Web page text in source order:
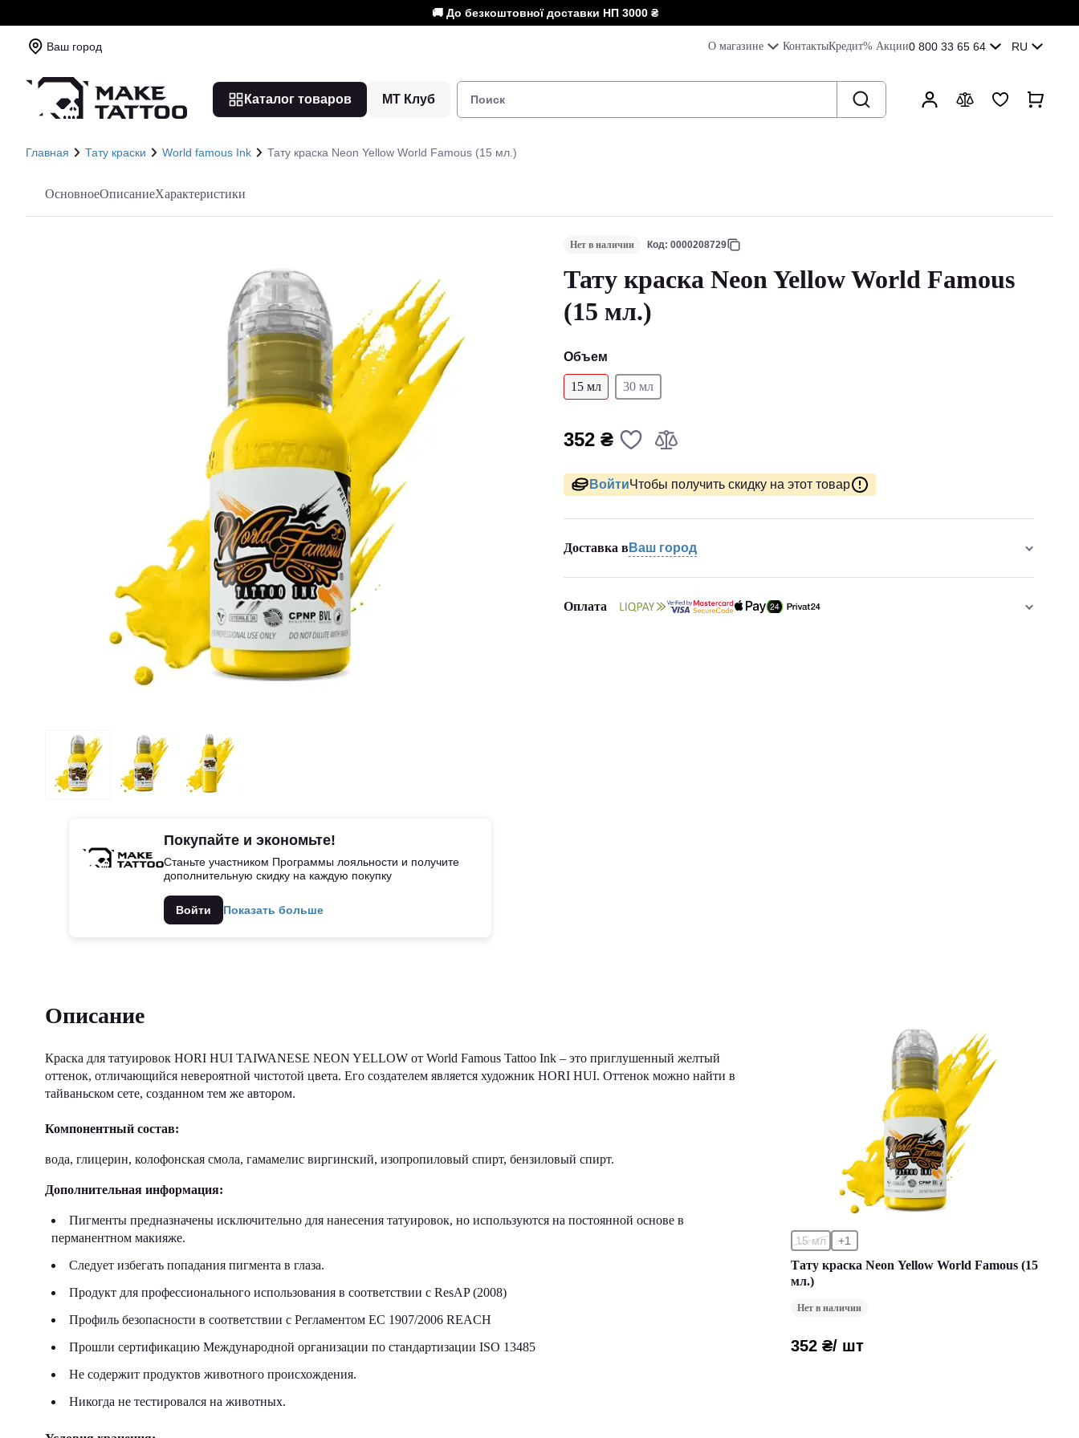
🚚 До безкоштовної доставки НП 3000 ₴
Ваш город О магазине КонтактыКредит% Акции0 800 33 65 64 RU
Каталог товаров МТ Клуб
Главная Тату краски World famous Ink Тату краска Neon Yellow World Famous (15 мл.)
ОсновноеОписаниеХарактеристики
Покупайте и экономьте!
Станьте участником Программы лояльности и получите
дополнительную скидку на каждую покупку
Войти Показать больше
Нет в наличии Код: 0000208729
Тату краска Neon Yellow World Famous
(15 мл.)
Объем
15 мл 30 мл
352 ₴
ВойтиЧтобы получить скидку на этот товар
Доставка в Ваш город
Оплата
Описание
Краска для татуировок HORI HUI TAIWANESE NEON YELLOW от World Famous Tattoo Ink – это приглушенный желтый
оттенок, отличающийся невероятной чистотой цвета. Его создателем является художник HORI HUI. Оттенок можно найти в
тайваньском сете, созданном тем же автором.
Компонентный состав:
вода, глицерин, колофонская смола, гамамелис виргинский, изопропиловый спирт, бензиловый спирт.
Дополнительная информация:
Пигменты предназначены исключительно для нанесения татуировок, но используются на постоянной основе в
перманентном макияже.
Следует избегать попадания пигмента в глаза.
Продукт для профессионального использования в соответствии с ResAP (2008)
Профиль безопасности в соответствии с Регламентом ЕС 1907/2006 REACH
Прошли сертификацию Международной организации по стандартизации ISO 13485
Не содержит продуктов животного происхождения.
Никогда не тестировался на животных.
15 мл +1
Тату краска Neon Yellow World Famous (15
мл.)
Нет в наличии
352 ₴/ шт